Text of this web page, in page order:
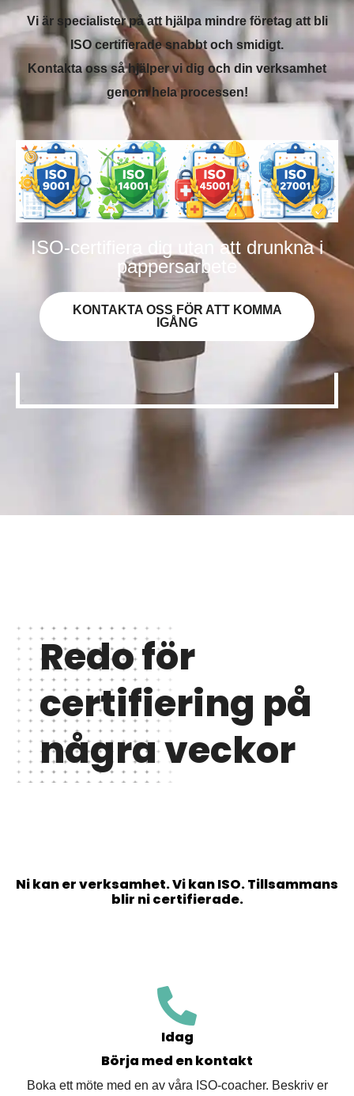
Vi är specialister på att hjälpa mindre företag att bli
ISO certifierade snabbt och smidigt.
Kontakta oss så hjälper vi dig och din verksamhet
genom hela processen!
ISO-certifiera dig utan att drunkna i
pappersarbete
KONTAKTA OSS FÖR ATT KOMMA
IGÅNG
Redo för
certifiering på
några veckor
Ni kan er verksamhet. Vi kan ISO. Tillsammans
blir ni certifierade.
Idag
Börja med en kontakt
Boka ett möte med en av våra ISO-coacher. Beskriv er